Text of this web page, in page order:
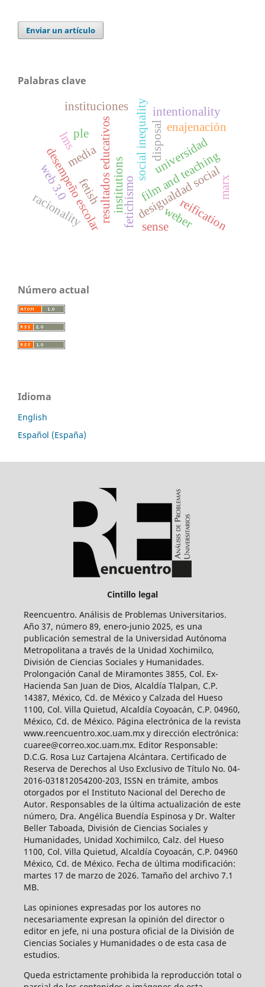
Enviar un artículo
Palabras clave
universidad
fetichismo
resultados educativos
desempeño escolar
social inequality
desigualdad social
racionality weber
institutions
instituciones
fetish
disposal
reification
enajenación
marx
media film and teaching
ple
lms
web 3.0
intentionality
sense
Número actual
Idioma
English
Español (España)
Cintillo legal
Reencuentro. Análisis de Problemas Universitarios.
Año 37, número 89, enero-junio 2025, es una
publicación semestral de la Universidad Autónoma
Metropolitana a través de la Unidad Xochimilco,
División de Ciencias Sociales y Humanidades.
Prolongación Canal de Miramontes 3855, Col. Ex-
Hacienda San Juan de Dios, Alcaldía Tlalpan, C.P.
14387, México, Cd. de México y Calzada del Hueso
1100, Col. Villa Quietud, Alcaldía Coyoacán, C.P. 04960,
México, Cd. de México. Página electrónica de la revista
www.reencuentro.xoc.uam.mx y dirección electrónica:
cuaree@correo.xoc.uam.mx. Editor Responsable:
D.C.G. Rosa Luz Cartajena Alcántara. Certificado de
Reserva de Derechos al Uso Exclusivo de Título No. 04-
2016-031812054200-203, ISSN en trámite, ambos
otorgados por el Instituto Nacional del Derecho de
Autor. Responsables de la última actualización de este
número, Dra. Angélica Buendía Espinosa y Dr. Walter
Beller Taboada, División de Ciencias Sociales y
Humanidades, Unidad Xochimilco, Calz. del Hueso
1100, Col. Villa Quietud, Alcaldía Coyoacán, C.P. 04960
México, Cd. de México. Fecha de última modificación:
martes 17 de marzo de 2026. Tamaño del archivo 7.1
MB.
Las opiniones expresadas por los autores no
necesariamente expresan la opinión del director o
editor en jefe, ni una postura oficial de la División de
Ciencias Sociales y Humanidades o de esta casa de
estudios.
Queda estrictamente prohibida la reproducción total o